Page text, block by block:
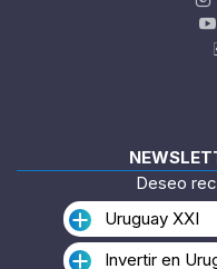
Deseo
Uruguay XXI
Invertir en